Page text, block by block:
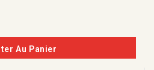
Au Panier